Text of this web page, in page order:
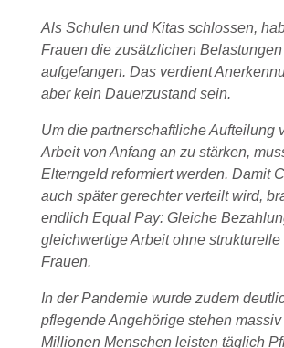
Als Schulen und Kitas schlossen,
Frauen die zusätzlichen Belastungen
aufgefangen. Das verdient
aber kein Dauerzustand sein.
Um die partnerschaftliche Aufteilung
Arbeit von Anfang an zu stärken,
Elterngeld reformiert werden. Damit
auch später gerechter verteilt wird,
endlich Equal Pay: Gleiche
gleichwertige Arbeit ohne
Frauen.
In der Pandemie wurde zudem
pflegende Angehörige stehen massiv
Millionen Menschen leisten täglich